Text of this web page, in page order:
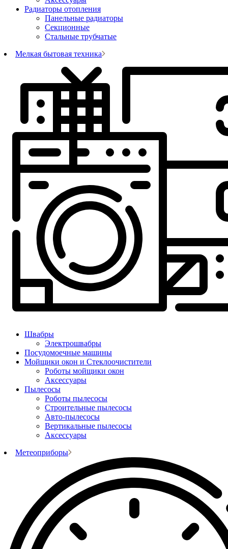
Радиаторы отопления
Панельные радиаторы
Секционные
Стальные трубчатые
Мелкая бытовая техника
Швабры
Электрошвабры
Посудомоечные машины
Мойщики окон и Стеклоочистители
Роботы мойщики окон
Аксессуары
Пылесосы
Роботы пылесосы
Строительные пылесосы
Авто-пылесосы
Вертикальные пылесосы
Аксессуары
Метеоприборы